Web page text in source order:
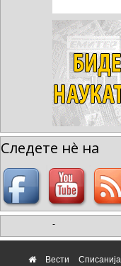
Следете нè на
-
Вести Списанија